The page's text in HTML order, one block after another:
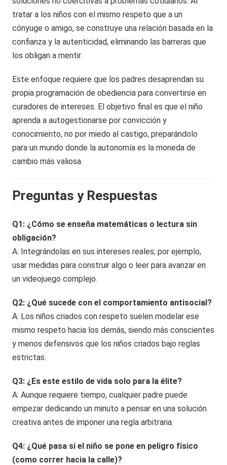
tratar a los niños con el mismo respeto que a un
cónyuge o amigo, se construye una relación basada en la
confianza y la autenticidad, eliminando las barreras que
los obligan a mentir.
Este enfoque requiere que los padres desaprendan su
propia programación de obediencia para convertirse en
curadores de intereses. El objetivo final es que el niño
aprenda a autogestionarse por convicción y
conocimiento, no por miedo al castigo, preparándolo
para un mundo donde la autonomía es la moneda de
cambio más valiosa.
Preguntas y Respuestas
Q1: ¿Cómo se enseña matemáticas o lectura sin
obligación?
A: Integrándolas en sus intereses reales; por ejemplo,
usar medidas para construir algo o leer para avanzar en
un videojuego complejo.
Q2: ¿Qué sucede con el comportamiento antisocial?
A: Los niños criados con respeto suelen modelar ese
mismo respeto hacia los demás, siendo más conscientes
y menos defensivos que los niños criados bajo reglas
estrictas.
Q3: ¿Es este estilo de vida solo para la élite?
A: Aunque requiere tiempo, cualquier padre puede
empezar dedicando un minuto a pensar en una solución
creativa antes de imponer una regla arbitraria.
Q4: ¿Qué pasa si el niño se pone en peligro físico
(como correr hacia la calle)?